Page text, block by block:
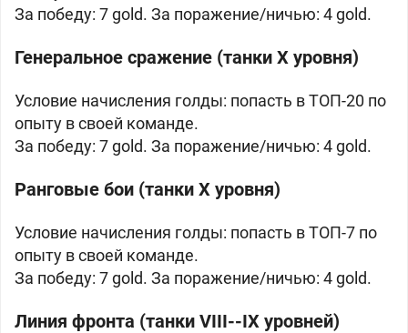
За победу: 7 gold. За поражение/ничью: 4 gold.
Генеральное сражение (танки X уровня)
Условие начисления голды: попасть в ТОП-20 по
опыту в своей команде.
За победу: 7 gold. За поражение/ничью: 4 gold.
Ранговые бои (танки X уровня)
Условие начисления голды: попасть в ТОП-7 по
опыту в своей команде.
За победу: 7 gold. За поражение/ничью: 4 gold.
Линия фронта (танки VIII--IX уровней)